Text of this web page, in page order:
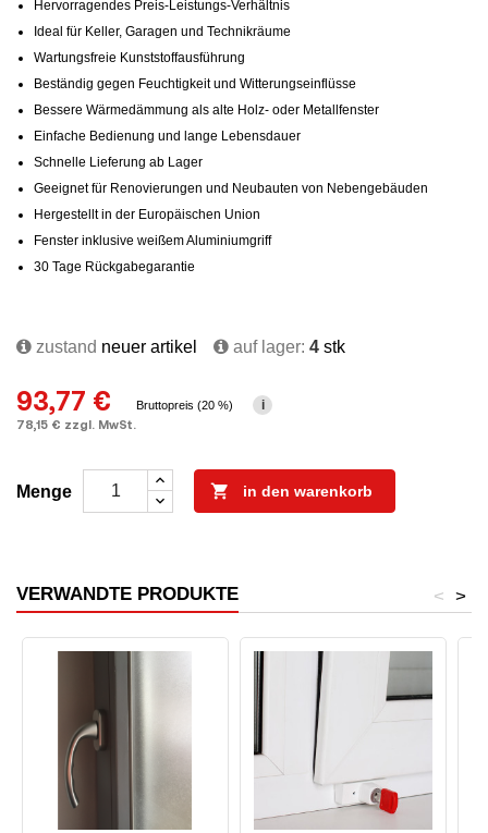
Hervorragendes Preis-Leistungs-Verhältnis
Ideal für Keller, Garagen und Technikräume
Wartungsfreie Kunststoffausführung
Beständig gegen Feuchtigkeit und Witterungseinflüsse
Bessere Wärmedämmung als alte Holz- oder Metallfenster
Einfache Bedienung und lange Lebensdauer
Schnelle Lieferung ab Lager
Geeignet für Renovierungen und Neubauten von Nebengebäuden
Hergestellt in der Europäischen Union
Fenster inklusive weißem Aluminiumgriff
30 Tage Rückgabegarantie
zustand neuer artikel auf lager: 4 stk
93,77 €
78,15 € zzgl. MwSt.
Bruttopreis (20 %) i
Menge  in den warenkorb
VERWANDTE PRODUKTE >
<